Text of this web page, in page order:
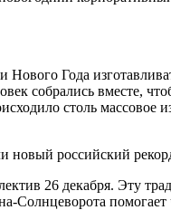
Года
собрались вместе,
столь массовое
новый российский
26 декабря. Эту
помогает